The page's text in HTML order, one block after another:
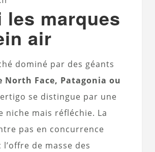
les marques
air
dominé par des géants
North Face, Patagonia ou
se distingue par une
niche mais réfléchie. La
pas en concurrence
de masse des